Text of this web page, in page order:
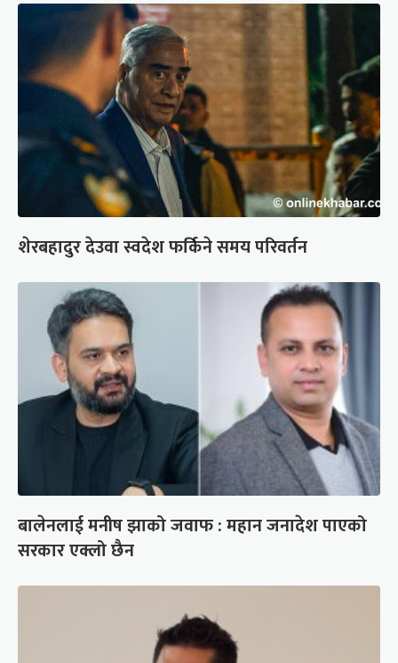
शेरबहादुर देउवा स्वदेश फर्किने समय परिवर्तन
बालेनलाई मनीष झाको जवाफ : महान जनादेश पाएको
सरकार एक्लो छैन